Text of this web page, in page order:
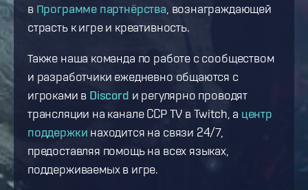
в Программе партнёрства , вознаграждающей
страсть к игре и креативность.
Также наша команда по работе с сообществом
и разработчики ежедневно общаются с
игроками в Discord и регулярно проводят
трансляции на канале CCP TV в Twitch, а центр
поддержки находится на связи 24/7,
предоставляя помощь на всех языках,
поддерживаемых в игре.